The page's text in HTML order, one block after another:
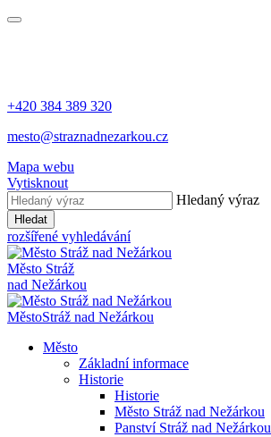
+420 384 389 320
mesto@straznadnezarkou.cz
Mapa webu
Vytisknout
Hledaný výraz
Hledat
rozšířené vyhledávání
Město Stráž
nad Nežárkou
MěstoStráž nad Nežárkou
Město
Základní informace
Historie
Historie
Město Stráž nad Nežárkou
Panství Stráž nad Nežárkou